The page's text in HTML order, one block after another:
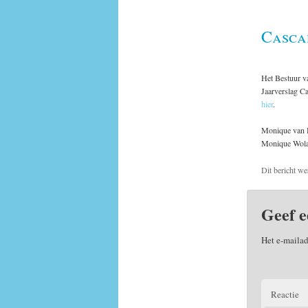
Het Bestuur
Jaarverslag
hier.
Monique van
Monique
Dit bericht
Geef
Het e-
Reactie